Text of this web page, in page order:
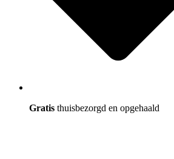
Gratis thuisbezorgd en opgehaald